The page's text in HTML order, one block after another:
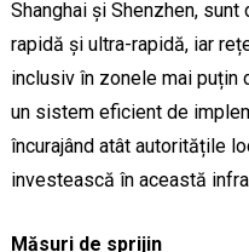
Shanghai și Shenzhen,
rapidă și ultra-rapidă, iar
inclusiv în zonele mai puțin
un sistem eficient de
încurajând atât autoritățile
investească în această
Măsuri de sprijin